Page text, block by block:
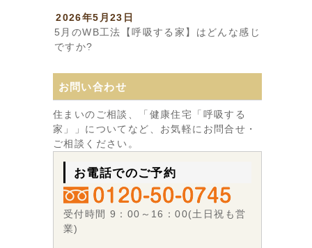
2026年5月23日
5月のWB工法【呼吸する家】はどんな感じ
ですか?
お問い合わせ
住まいのご相談、「健康住宅「呼吸する
家」」についてなど、お気軽にお問合せ・
ご相談ください。
お電話でのご予約
受付時間 9：00～16：00(土日祝も営
業)